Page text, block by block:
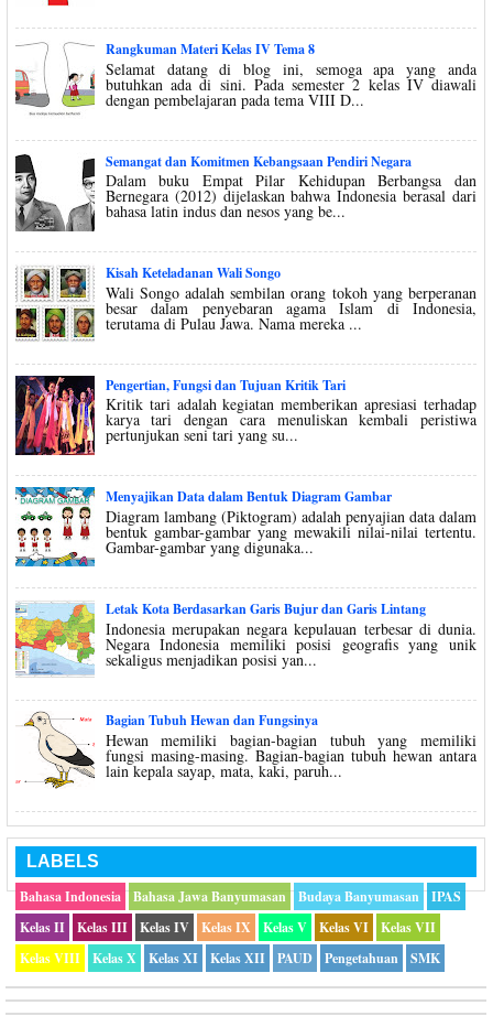
Rangkuman Materi Kelas IV Tema 8
Selamat datang di blog ini, semoga apa yang anda
butuhkan ada di sini. Pada semester 2 kelas IV diawali
dengan pembelajaran pada tema VIII D...
Semangat dan Komitmen Kebangsaan Pendiri Negara
Dalam buku Empat Pilar Kehidupan Berbangsa dan
Bernegara (2012) dijelaskan bahwa Indonesia berasal dari
bahasa latin indus dan nesos yang be...
Kisah Keteladanan Wali Songo
Wali Songo adalah sembilan orang tokoh yang berperanan
besar dalam penyebaran agama Islam di Indonesia,
terutama di Pulau Jawa. Nama mereka ...
Pengertian, Fungsi dan Tujuan Kritik Tari
Kritik tari adalah kegiatan memberikan apresiasi terhadap
karya tari dengan cara menuliskan kembali peristiwa
pertunjukan seni tari yang su...
Menyajikan Data dalam Bentuk Diagram Gambar
Diagram lambang (Piktogram) adalah penyajian data dalam
bentuk gambar-gambar yang mewakili nilai-nilai tertentu.
Gambar-gambar yang digunaka...
Letak Kota Berdasarkan Garis Bujur dan Garis Lintang
Indonesia merupakan negara kepulauan terbesar di dunia.
Negara Indonesia memiliki posisi geografis yang unik
sekaligus menjadikan posisi yan...
Bagian Tubuh Hewan dan Fungsinya
Hewan memiliki bagian-bagian tubuh yang memiliki
fungsi masing-masing. Bagian-bagian tubuh hewan antara
lain kepala sayap, mata, kaki, paruh...
LABELS
Bahasa Indonesia
Bahasa Jawa Banyumasan Budaya Banyumasan
IPAS
Kelas II
Kelas III Kelas IV Kelas IX Kelas V Kelas VI
Kelas VII
Kelas VIII
Kelas X Kelas XI Kelas XII PAUD Pengetahuan SMK